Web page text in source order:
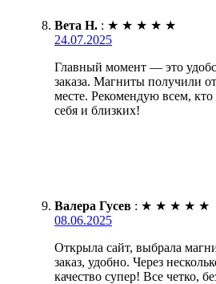
Вета Н. : ★ ★ ★ ★ ★
24.07.2025
Главный момент — это
заказа. Магниты получили
месте. Рекомендую всем, кто
себя и близких!
Валера Гусев : ★ ★ ★ ★ ★
08.06.2025
Открыла сайт, выбрала
заказ, удобно. Через
качество супер! Все четко,